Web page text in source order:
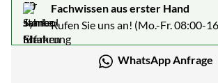
Fachwissen aus erster Hand
Rufen Sie uns an! (Mo.-Fr. 08:00-
WhatsApp Anfrage